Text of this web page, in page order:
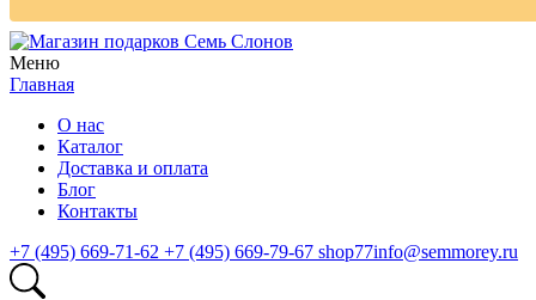
Меню
Главная
О нас
Каталог
Доставка и оплата
Блог
Контакты
+7 (495) 669-71-62 +7 (495) 669-79-67 shop77info@semmorey.ru